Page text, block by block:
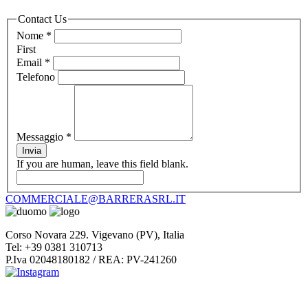
Contact Us
Nome *
First
Email *
Telefono
Messaggio *
Invia
If you are human, leave this field blank.
COMMERCIALE@BARRERASRL.IT
Corso Novara 229. Vigevano (PV), Italia
Tel: +39 0381 310713
P.Iva 02048180182 / REA: PV-241260